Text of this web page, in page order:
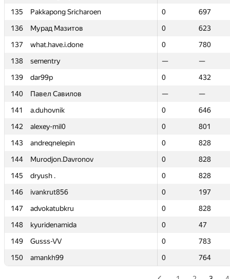
135
Pakkapong Sricharoen 0
697
136
Мурад Мазитов 0
623
137
what.have.i.done 0
780
138
sementry —
—
139
dar99p 0
432
140
Павел Савилов —
—
141
a.duhovnik 0
646
142
alexey-mil0 0
801
143
andreqnelepin 0
828
144
Murodjon.Davronov 0
828
145
dryush . 0
828
146
ivankrut856 0
197
147
advokatubkru 0
828
148
kyuridenamida 0
47
149
Gusss-VV 0
783
150
amankh99 0 764
135
Pakkapong Sricharoen 0
697
136
Мурад Мазитов 0
623
137
what.have.i.done 0
780
138
sementry —
—
139
dar99p 0
432
140
Павел Савилов —
—
141
a.duhovnik 0
646
142
alexey-mil0 0
801
143
andreqnelepin 0
828
144
Murodjon.Davronov 0
828
145
dryush . 0
828
146
ivankrut856 0
197
147
advokatubkru 0
828
148
kyuridenamida 0
47
149
Gusss-VV 0
783
150
amankh99 0 764